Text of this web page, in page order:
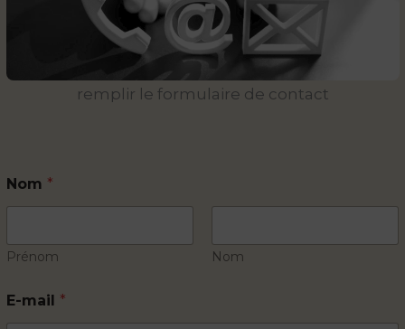
remplir le formulaire de contact
Nom *
Prénom Nom
E-mail *